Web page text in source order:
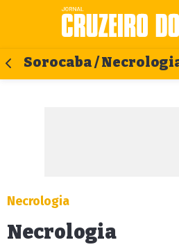
Sorocaba /
Necrologia
Necrologia